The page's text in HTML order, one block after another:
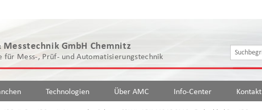
GmbH Chemnitz
für Mess-, Prüf- und Automatisierungstechnik
Technologien Über AMC Info-Center Kontakt